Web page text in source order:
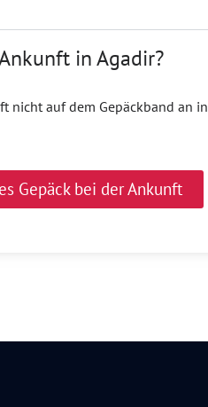
in Agadir?
nicht auf dem Gepäckband an in
Gepäck bei der Ankunft